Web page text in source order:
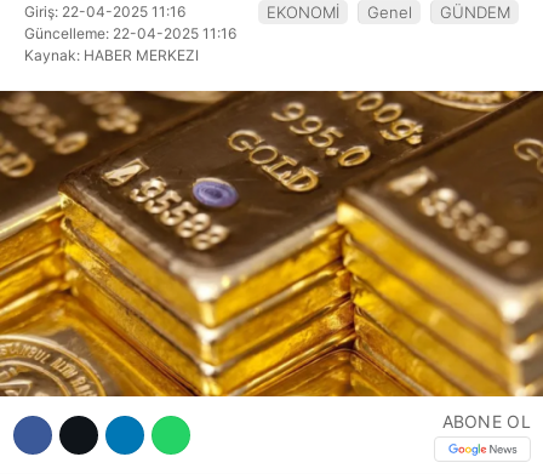
WhatsApp İhbar
Facebook
Instagram
Youtube
DİĞER
Giriş: 22-04-2025 11:16
Güncelleme: 22-04-2025 11:16
Kaynak: HABER MERKEZI
EKONOMİ Genel GÜNDEM
ABONE OL